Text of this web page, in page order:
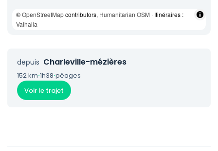
©OpenStreetMapcontributors, Humanitarian OSM · Itinéraires :
Valhalla
depuis Charleville-mézières
152 km·1h38·péages
Voir le trajet